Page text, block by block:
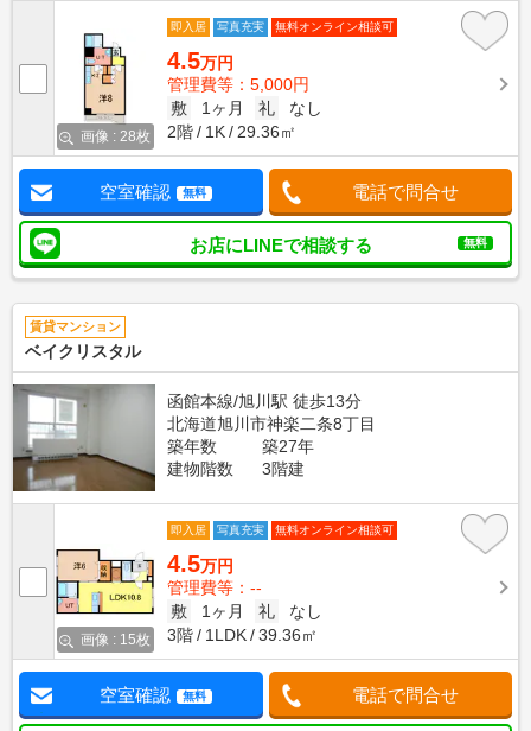
画像 : 28枚
即入居 写真充実 無料オンライン相談可
4.5万円
管理費等：5,000円
敷
1ヶ月 礼
なし
2階
1K 29.36㎡
空室確認 無料 電話で問合せ
お店にLINEで相談する 無料
賃貸マンション
ベイクリスタル
函館本線/旭川駅 徒歩13分
北海道旭川市神楽二条8丁目
築年数
築27年
建物階数
3階建
画像 : 15枚
即入居 写真充実 無料オンライン相談可
4.5万円
管理費等：--
敷
1ヶ月 礼
なし
3階
1LDK 39.36㎡
空室確認 無料 電話で問合せ